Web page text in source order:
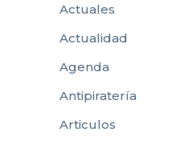
Actuales
Actualidad
Agenda
Antipiratería
Articulos